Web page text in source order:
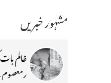
مشہور خبریں
ظالم